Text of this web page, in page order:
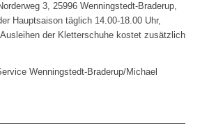
3, 25996 Wenningstedt-Braderup,
Hauptsaison täglich 14.00-18.00 Uhr,
der Kletterschuhe kostet zusätzlich
Wenningstedt-Braderup/Michael